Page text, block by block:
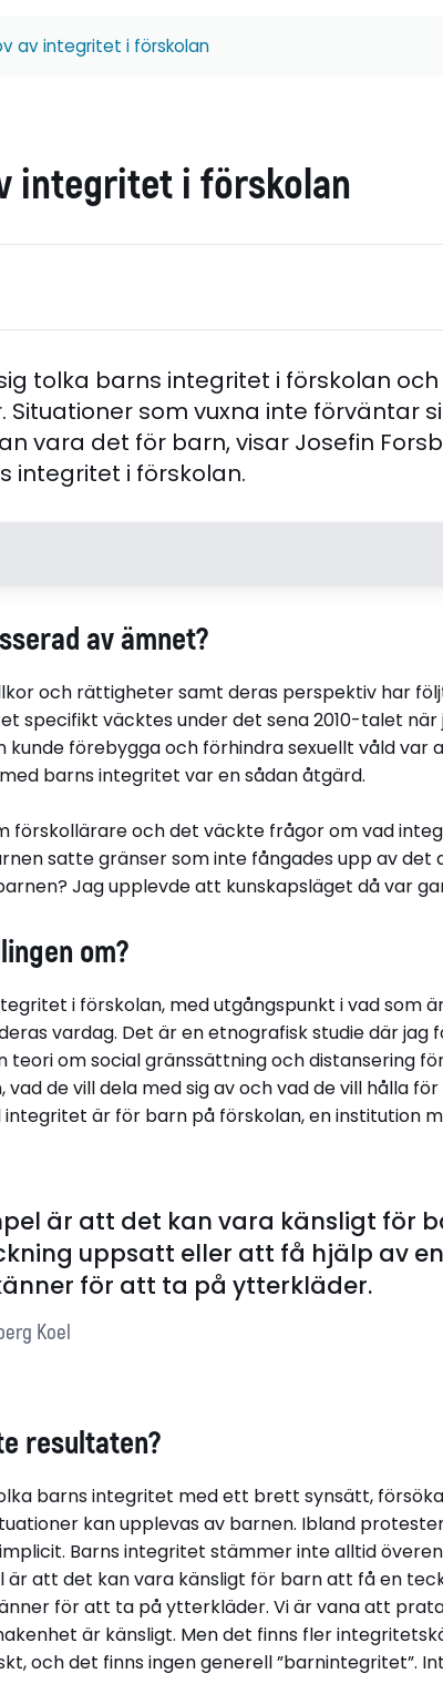
av integritet i förskolan
integritet i förskolan
tolka barns integritet i förskolan
Situationer som vuxna inte förväntar
vara det för barn, visar Josefin
integritet i förskolan.
Bor i Kungsängen utanför
Född 1990
Disputerade 2026-03-13
vid Stockholms universitet
av ämnet?
och rättigheter samt deras perspektiv har
specifikt väcktes under det sena 2010-talet när
kunde förebygga och förhindra sexuellt våld var
barns integritet var en sådan åtgärd.
förskollärare och det väckte frågor om vad
satte gränser som inte fångades upp av det
Jag upplevde att kunskapsläget då var
om?
i förskolan, med utgångspunkt i vad som
vardag. Det är en etnografisk studie där jag
teori om social gränssättning och distansering
de vill dela med sig av och vad de vill hålla för
är för barn på förskolan, en institution
är att det kan vara känsligt för
uppsatt eller att få hjälp av
för att ta på ytterkläder.
Koel
resultaten?
barns integritet med ett brett synsätt,
kan upplevas av barnen. Ibland
Barns integritet stämmer inte alltid
är att det kan vara känsligt för barn att få en
för att ta på ytterkläder. Vi är vana att
är känsligt. Men det finns fler
och det finns ingen generell ”barnintegritet”.